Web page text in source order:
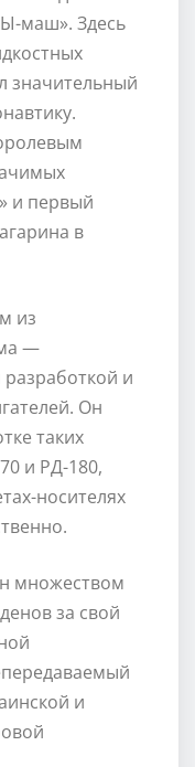
маш». Здесь
значительный
и первый
в
из
—
и
Он
таких
и РД-180,
носителях
множеством
за свой
и